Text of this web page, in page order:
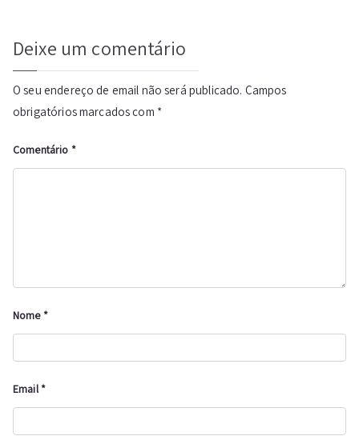
Deixe um comentário
O seu endereço de email não será publicado. Campos
obrigatórios marcados com *
Comentário *
Nome *
Email*